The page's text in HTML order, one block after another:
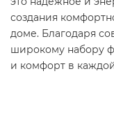
создания
доме. Благодаря
широкому набору
и комфорт в